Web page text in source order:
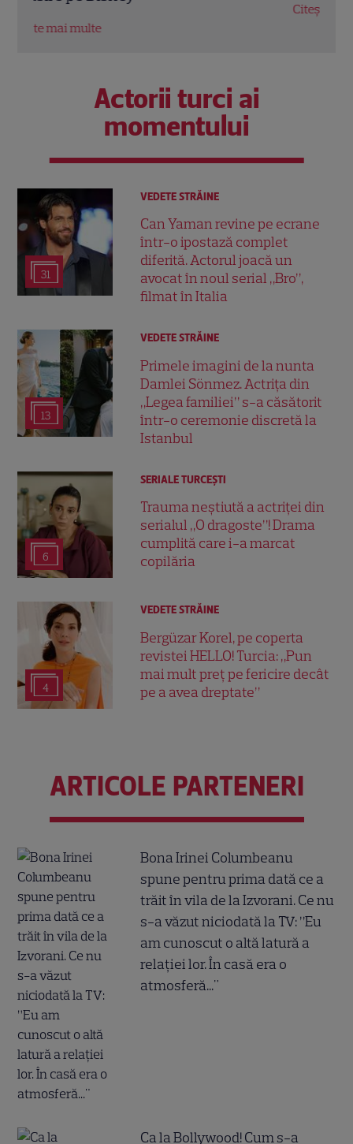
Citește mai multe
Actorii turci ai
momentului
31
VEDETE STRĂINE
Can Yaman revine pe ecrane
într-o ipostază complet
diferită. Actorul joacă un
avocat în noul serial „Bro”,
filmat în Italia
13
VEDETE STRĂINE
Primele imagini de la nunta
Damlei Sönmez. Actrița din
„Legea familiei” s-a căsătorit
într-o ceremonie discretă la
Istanbul
6
SERIALE TURCEŞTI
Trauma neștiută a actriței din
serialul „O dragoste”! Drama
cumplită care i-a marcat
copilăria
4
VEDETE STRĂINE
Bergüzar Korel, pe coperta
revistei HELLO! Turcia: „Pun
mai mult preț pe fericire decât
pe a avea dreptate”
ARTICOLE PARTENERI
Bona Irinei Columbeanu
spune pentru prima dată ce a
trăit în vila de la Izvorani. Ce nu
s-a văzut niciodată la TV: ”Eu
am cunoscut o altă latură a
relației lor. În casă era o
atmosferă..."
Ca la Bollywood! Cum s-a